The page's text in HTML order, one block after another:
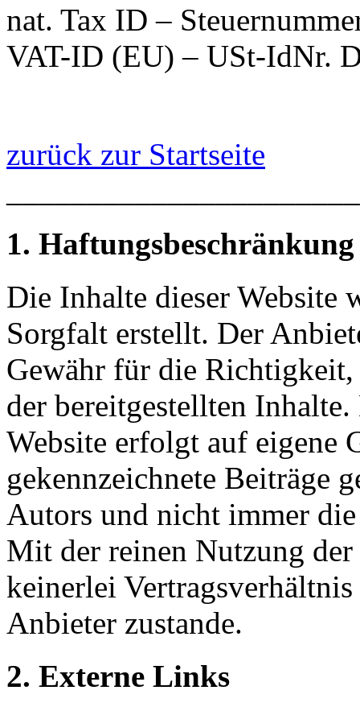
nat. Tax ID –
VAT-ID (EU) – USt-IdNr.
zurück zur Startseite
1. Haftungsbeschränkung
Die Inhalte dieser Website
Sorgfalt erstellt. Der
Gewähr für die
der bereitgestellten
Website erfolgt auf eigene
gekennzeichnete Beiträge
Autors und nicht immer
Mit der reinen Nutzung
keinerlei
Anbieter zustande.
2. Externe Links